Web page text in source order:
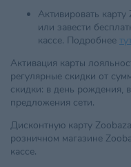
Активировать
или завести
кассе. Подробнее тут
Активация карты
регулярные скидки от
скидки: в день рождения,
предложения сети.
Дисконтную карту
розничном магазине
кассе.